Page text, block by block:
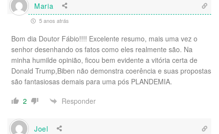
Maria
5 anos atrás
Bom dia Doutor Fábio!!!! Excelente resumo, mais uma vez o
senhor desenhando os fatos como eles realmente são. Na
minha humilde opinião, ficou bem evidente a vitória certa de
Donald Trump,Biben não demonstra coerência e suas propostas
são fantasiosas demais para uma pós PLANDEMIA.
2
Responder
Joel